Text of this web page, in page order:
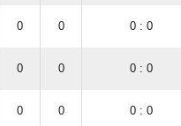
0 0 0 : 0
0 0 0 : 0
0 0 0 : 0